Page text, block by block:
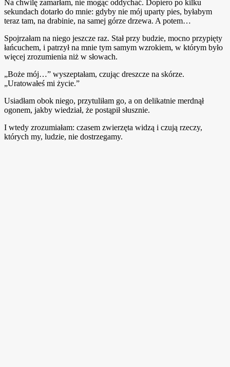
Na chwilę zamarłam, nie mogąc oddychać. Dopiero po kilku
sekundach dotarło do mnie: gdyby nie mój uparty pies, byłabym
teraz tam, na drabinie, na samej górze drzewa. A potem…
Spojrzałam na niego jeszcze raz. Stał przy budzie, mocno przypięty
łańcuchem, i patrzył na mnie tym samym wzrokiem, w którym było
więcej zrozumienia niż w słowach.
„Boże mój…” wyszeptałam, czując dreszcze na skórze.
„Uratowałeś mi życie.”
Usiadłam obok niego, przytuliłam go, a on delikatnie merdnął
ogonem, jakby wiedział, że postąpił słusznie.
I wtedy zrozumiałam: czasem zwierzęta widzą i czują rzeczy,
których my, ludzie, nie dostrzegamy.